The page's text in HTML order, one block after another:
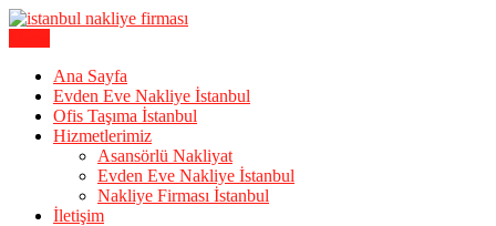
Skip
İstanbul Evden Eve Nakliye |
İstanbul Nakliyat
Ana Sayfa
Evden Eve Nakliye İstanbul
Ofis Taşıma İstanbul
Hizmetlerimiz
Asansörlü Nakliyat
Evden Eve Nakliye İstanbul
Nakliye Firması İstanbul
İletişim